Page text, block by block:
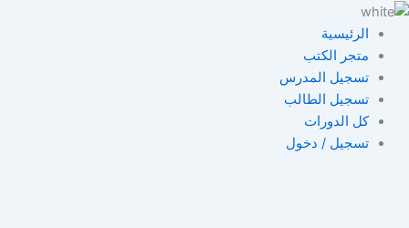
تخطي
المحتوى
الرئيسية
متجر الكتب
تسجيل المدرس
تسجيل الطالب
كل الدورات
تسجيل / دخول